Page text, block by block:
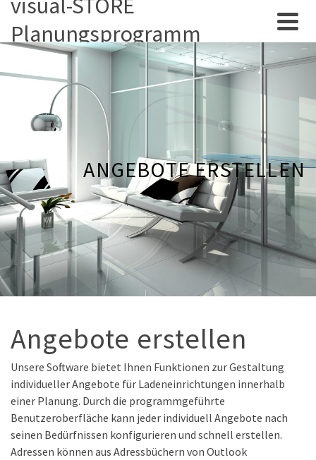
Planungsprogramm
ANGEBOTE ERSTELLEN
Angebote erstellen
Unsere Software bietet Ihnen Funktionen zur Gestaltung
individueller Angebote für Ladeneinrichtungen innerhalb
einer Planung. Durch die programmgeführte
Benutzeroberfläche kann jeder individuell Angebote nach
seinen Bedürfnissen konfigurieren und schnell erstellen.
Adressen können aus Adressbüchern von Outlook